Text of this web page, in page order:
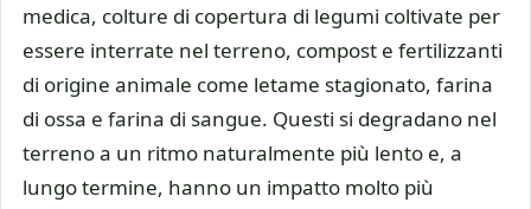
medica, colture di copertura di legumi coltivate per
essere interrate nel terreno, compost e fertilizzanti
di origine animale come letame stagionato, farina
di ossa e farina di sangue. Questi si degradano nel
terreno a un ritmo naturalmente più lento e, a
lungo termine, hanno un impatto molto più